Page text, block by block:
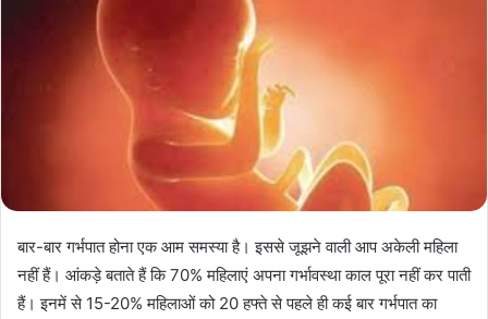
बार-बार गर्भपात होना एक आम समस्या है। इससे जूझने वाली आप अकेली महिला
नहीं हैं। आंकड़े बताते हैं कि 70% महिलाएं अपना गर्भावस्था काल पूरा नहीं कर पाती
हैं। इनमें से 15-20% महिलाओं को 20 हफ्ते से पहले ही कई बार गर्भपात का